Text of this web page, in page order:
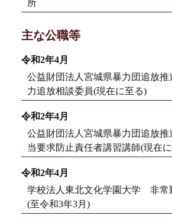
所
主な公職等
令和2年4月
公益財団法人宮城県暴力団追放
力追放相談委員(現在に至る)
令和2年4月
公益財団法人宮城県暴力団追放
当要求防止責任者講習講師(現在
令和2年4月
学校法人東北文化学園大学 非常
(至令和3年3月)